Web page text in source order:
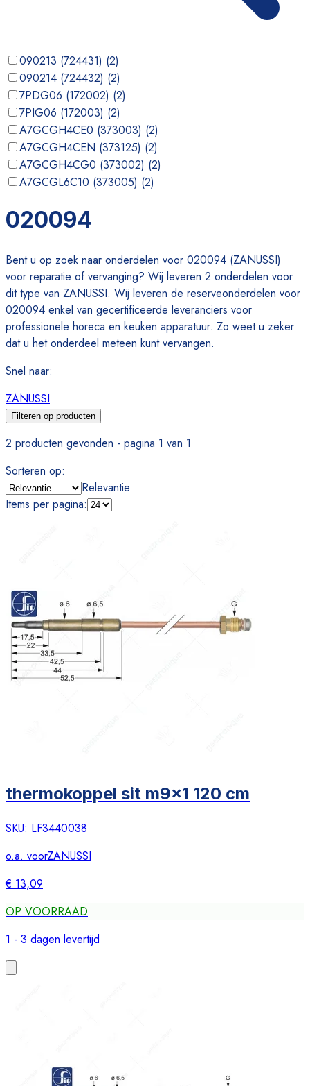
090213 (724431) (2)
090214 (724432) (2)
7PDG06 (172002) (2)
7PIG06 (172003) (2)
A7GCGH4CE0 (373003) (2)
A7GCGH4CEN (373125) (2)
A7GCGH4CG0 (373002) (2)
A7GCGL6C10 (373005) (2)
A7STGH10G0 (373008)
020094
Bent u op zoek naar onderdelen voor 020094 (ZANUSSI)
voor reparatie of vervanging? Wij leveren 2 onderdelen voor
dit type van ZANUSSI. Wij leveren de reserveonderdelen voor
020094 enkel van gecertificeerde leveranciers voor
professionele horeca en keuken apparatuur. Zo weet u zeker
dat u het onderdeel meteen kunt vervangen.
Snel naar:
ZANUSSI
Filteren op producten
2 producten gevonden - pagina 1 van 1
Sorteren op:
Relevantie
Items per pagina:
thermokoppel sit m9x1 120 cm
SKU: LF3440038
o.a. voorZANUSSI
€ 13,09
OP VOORRAAD
1 - 3 dagen levertijd